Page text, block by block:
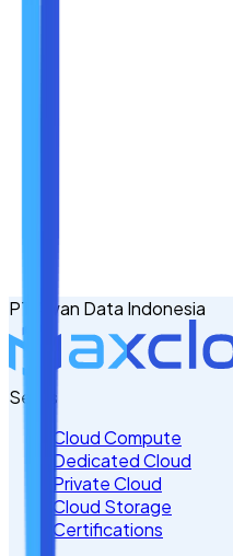
Tulis Kebutuhan Anda di Sini
PT Awan Data Indonesia
Servis
Cloud Compute
Dedicated Cloud
Private Cloud
Cloud Storage
Certifications